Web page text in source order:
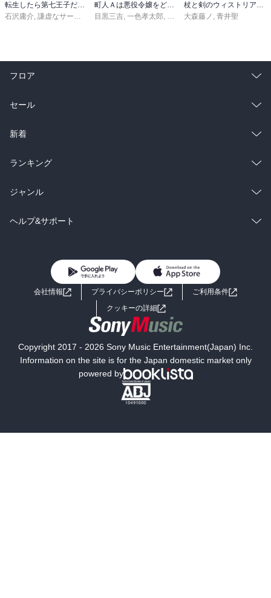
転生したら第七王子だったので、気ままに魔術を極めます（２４）
石沢庸介, 謙虚なサークル メル。
町人Ａは悪役令嬢をどうしても救いたい ～どぶと空と氷の姫君～１０【電子書店共通特典イラスト付】
目黒三吉, 一色孝太郎, Parum
杖と剣のウィストリア（１６）
大森藤ノ , 青井聖
フロア
総合
ラノベ
雑誌・グラビア
BL・TL
セール
総合
ラノベ
雑誌・グラビア
BL・TL
新着
総合
ラノベ
雑誌・グラビア
ランキング
総合
ラノベ
ジャンル
コミック
ライトノベル 男子向けラノベ
小説
海外小説
ミステリー SF
文学
ヘルプ&サポート
よくあるご質問 お問い合わせ
会社情報 プライバシーポリシー
ご利用条件
クッキーの詳細
Copyright 2017 - 2026 Sony Music Entertainment(Japan) Inc.
Information on the site is for the Japan domestic market only
powered by